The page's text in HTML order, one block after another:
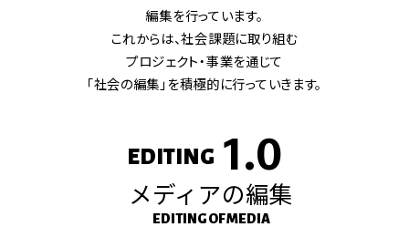
編集を行っています。
これからは、社会課題に取り組む
プロジェクト・事業を通じて
「社会の編集」を積極的に行っていきます。
EDITING 1.0
メディアの編集
EDITING OF MEDIA